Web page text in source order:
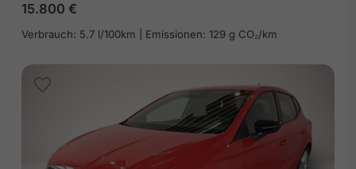
15.800 €
Verbrauch: 5.7 l/100km | Emissionen: 129 g CO₂/km